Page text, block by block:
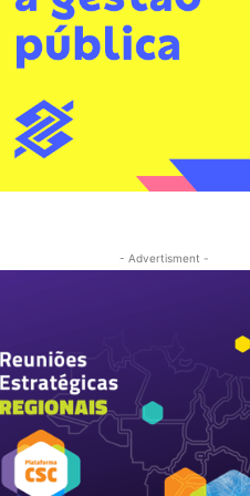
- Advertisment -